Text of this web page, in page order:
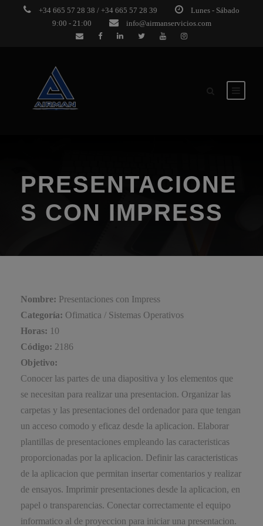
+34 665 57 28 38 / +34 665 57 28 39
Lunes - Sábado
9:00 - 21:00
info@airmanservicios.com
PRESENTACIONE
S CON IMPRESS
Nombre: Presentaciones con Impress
Categoría: Ofimatica / Sistemas Operativos
Horas: 10
Código: 2186
Objetivo:
Conocer las partes de una diapositiva y los elementos que
se necesitan para realizar una presentacion. Organizar las
carpetas y las presentaciones del ordenador para que tengan
un acceso comodo y eficaz desde la aplicacion. Elaborar
plantillas de presentaciones empleando las caracteristicas
proporcionadas por la aplicacion. Definir las caracteristicas
de la aplicacion que permitan insertar comentarios y realizar
de ensayos. Imprimir presentaciones desde la aplicacion, en
papel o transparencias. Conectar correctamente el equipo
informatico al de proyeccion para iniciar una presentacion.